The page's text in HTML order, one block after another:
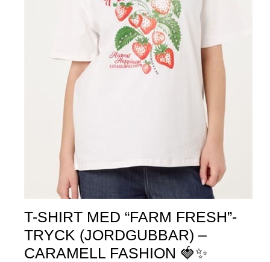
T-SHIRT MED “FARM FRESH”-
TRYCK (JORDGUBBAR) –
CARAMELL FASHION 🍓✨